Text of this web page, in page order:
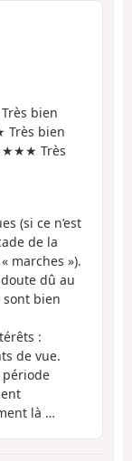
bien
bien
Très
(si ce n’est
de la
marches »).
dû au
sont bien
:
de vue.
période
là …